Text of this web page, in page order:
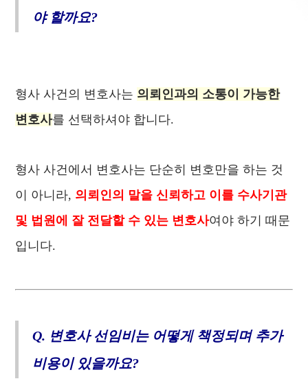
야 할까요?
형사 사건의 변호사는 의뢰인과의 소통이 가능한
변호사를 선택하셔야 합니다.
형사 사건에서 변호사는 단순히 변호만을 하는 것
이 아니라, 의뢰인의 말을 신뢰하고 이를 수사기관
및 법원에 잘 전달할 수 있는 변호사여야 하기 때문
입니다.
Q. 변호사 선임비는 어떻게 책정되며 추가
비용이 있을까요?